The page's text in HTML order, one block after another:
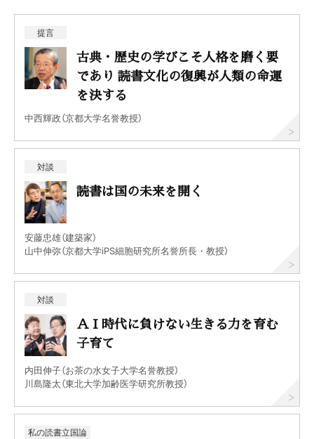
提言
古典・歴史の学びこそ人格を磨く要
であり 読書文化の復興が人類の命運
を決する
中西輝政（京都大学名誉教授）
対談
読書は国の未来を開く
安藤忠雄（建築家）
山中伸弥（京都大学iPS細胞研究所名誉所長・教授）
対談
ＡＩ時代に負けない生きる力を育む
子育て
内田伸子（お茶の水女子大学名誉教授）
川島隆太（東北大学加齢医学研究所教授）
私の読書立国論